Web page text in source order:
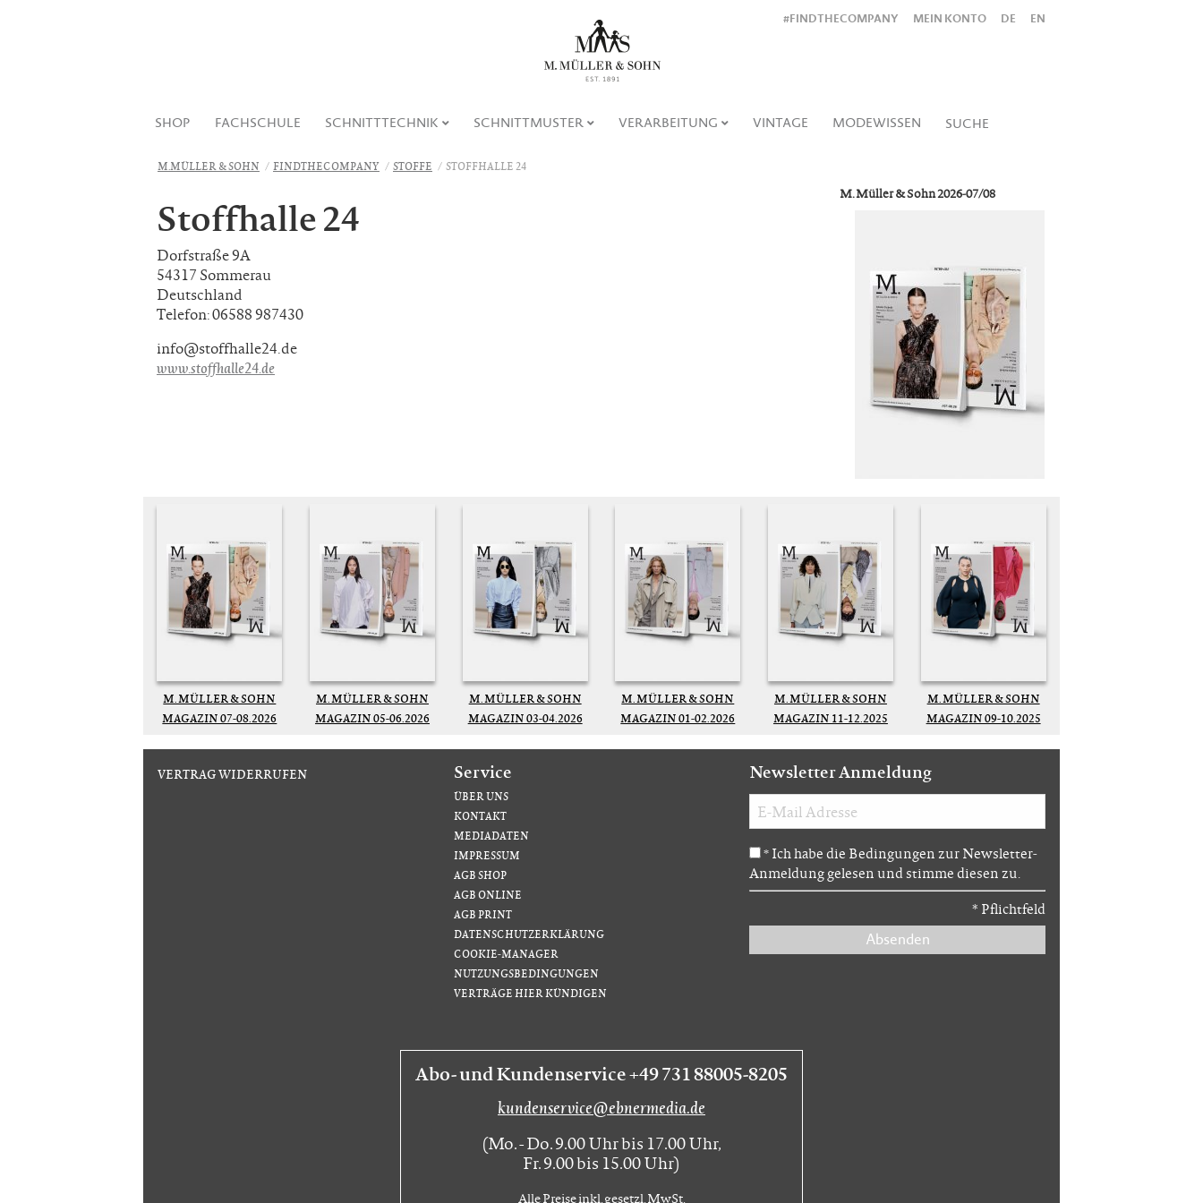
#FINDTHECOMPANY MEIN KONTO DE EN
SHOP FACHSCHULE SCHNITTTECHNIK SCHNITTMUSTER VERARBEITUNG VINTAGE MODEWISSEN SUCHE
Alles Shop SUCHEN
M.MÜLLER & SOHN FINDTHECOMPANY STOFFE STOFFHALLE 24
Stoffhalle 24
Dorfstraße 9A
54317 Sommerau
Deutschland
Telefon: 06588 987430
info@stoffhalle24.de
www.stoffhalle24.de
M. Müller & Sohn 2026-07/08
M. MÜLLER & SOHN
MAGAZIN 07-08.2026
M. MÜLLER & SOHN
MAGAZIN 05-06.2026
M. MÜLLER & SOHN
MAGAZIN 03-04.2026
M. MÜLLER & SOHN
MAGAZIN 01-02.2026
M. MÜLLER & SOHN
MAGAZIN 11-12.2025
M. MÜLLER & SOHN
MAGAZIN 09-10.2025
VERTRAG WIDERRUFEN Service
ÜBER UNS
KONTAKT
MEDIADATEN
IMPRESSUM
AGB SHOP
AGB ONLINE
AGB PRINT
DATENSCHUTZERKLÄRUNG
COOKIE-MANAGER
NUTZUNGSBEDINGUNGEN
VERTRÄGE HIER KÜNDIGEN
Newsletter Anmeldung
* Ich habe die Bedingungen zur Newsletter-
Anmeldung gelesen und stimme diesen zu.
* Pflichtfeld
Absenden
Abo- und Kundenservice +49 731 88005-8205
kundenservice@ebnermedia.de
(Mo. - Do. 9.00 Uhr bis 17.00 Uhr,
Fr. 9.00 bis 15.00 Uhr)
Alle Preise inkl. gesetzl. MwSt.